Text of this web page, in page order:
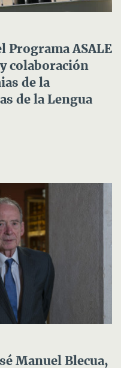
Programa ASALE
colaboración
de la
de la Lengua
Manuel Blecua,